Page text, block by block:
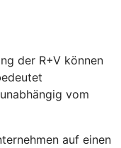
der R+V können
vom
auf einen